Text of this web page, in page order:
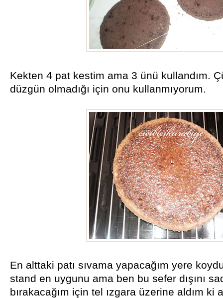
Kekten 4 pat kestim ama 3 ünü kullandım.
düzgün olmadığı için onu kullanmıyorum.
En alttaki patı sıvama yapacağım yere
stand en uygunu ama ben bu sefer dışını
bırakacağım için tel ızgara üzerine aldım ki